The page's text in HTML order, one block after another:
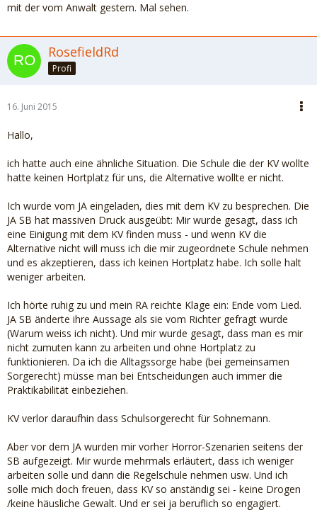
mit der vom Anwalt gestern. Mal sehen.
RosefieldRd
Profi
16. Juni 2015
Hallo,
ich hatte auch eine ähnliche Situation. Die Schule die der KV wollte
hatte keinen Hortplatz für uns, die Alternative wollte er nicht.
Ich wurde vom JA eingeladen, dies mit dem KV zu besprechen. Die
JA SB hat massiven Druck ausgeübt: Mir wurde gesagt, dass ich
eine Einigung mit dem KV finden muss - und wenn KV die
Alternative nicht will muss ich die mir zugeordnete Schule nehmen
und es akzeptieren, dass ich keinen Hortplatz habe. Ich solle halt
weniger arbeiten.
Ich hörte ruhig zu und mein RA reichte Klage ein: Ende vom Lied.
JA SB änderte ihre Aussage als sie vom Richter gefragt wurde
(Warum weiss ich nicht). Und mir wurde gesagt, dass man es mir
nicht zumuten kann zu arbeiten und ohne Hortplatz zu
funktionieren. Da ich die Alltagssorge habe (bei gemeinsamen
Sorgerecht) müsse man bei Entscheidungen auch immer die
Praktikabilität einbeziehen.
KV verlor daraufhin dass Schulsorgerecht für Sohnemann.
Aber vor dem JA wurden mir vorher Horror-Szenarien seitens der
SB aufgezeigt. Mir wurde mehrmals erläutert, dass ich weniger
arbeiten solle und dann die Regelschule nehmen usw. Und ich
solle mich doch freuen, dass KV so anständig sei - keine Drogen
/keine häusliche Gewalt. Und er sei ja beruflich so engagiert.